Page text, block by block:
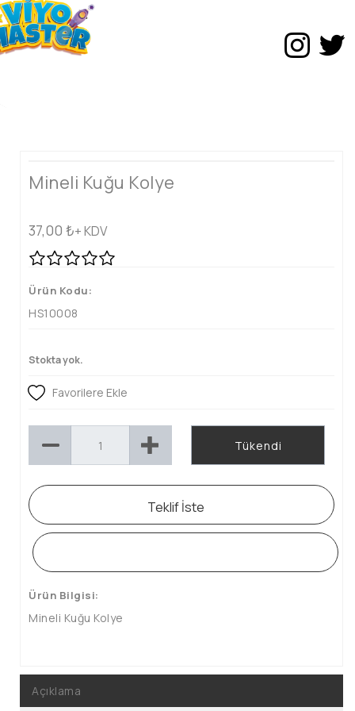
Mineli Kuğu Kolye
37,00 ₺+ KDV
Ürün Kodu:
HS10008
Stokta yok.
Favorilere Ekle
Tükendi
Teklif İste
Ürün Bilgisi:
Mineli Kuğu Kolye
Açıklama